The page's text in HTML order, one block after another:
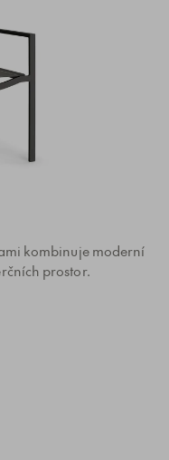
kombinuje moderní
prostor.